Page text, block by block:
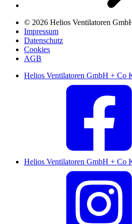
© 2026 Helios Ventilatoren
Impressum
Datenschutz
Cookies
AGB
Helios Ventilatoren GmbH + Co
Helios Ventilatoren GmbH + Co